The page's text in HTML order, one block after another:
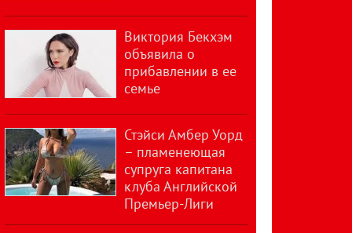
Виктория Бекхэм
объявила о
прибавлении в ее
семье
Стэйси Амбер Уорд
– пламенеющая
супруга капитана
клуба Английской
Премьер-Лиги